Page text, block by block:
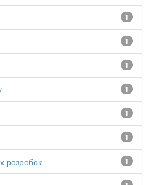
1
1
1
1
1
1
1
розробок